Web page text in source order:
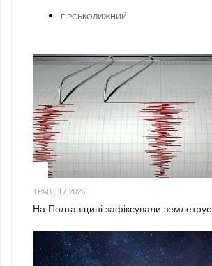
ГІРСЬКОЛИЖНИЙ
ТРАВ., 17 2026
На Полтавщині зафіксували землетрус